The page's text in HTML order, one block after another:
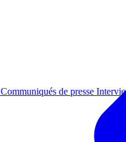
Communiqués de presse